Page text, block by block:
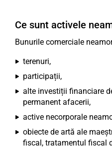
Ce sunt activele
Bunurile comerciale
terenuri,
participații,
alte investiții financiare
permanent afacerii,
active necorporale
obiecte de artă ale
fiscal, tratamentul fiscal